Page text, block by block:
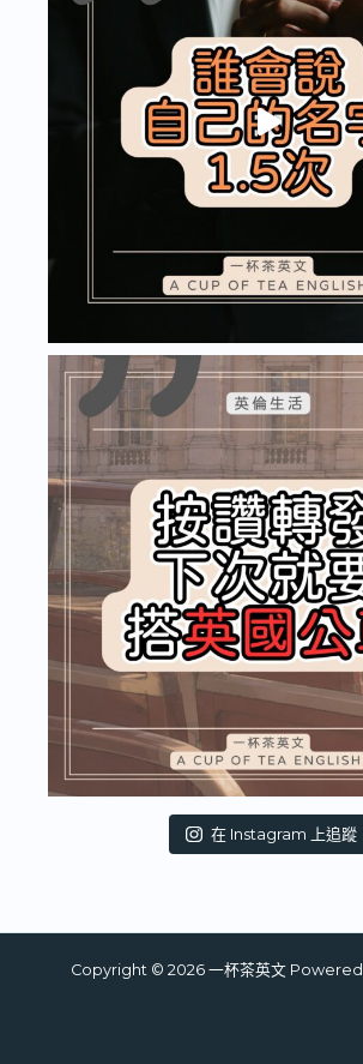
在 Instagram 上追蹤
Copyright © 2026 一杯茶英文 Powered